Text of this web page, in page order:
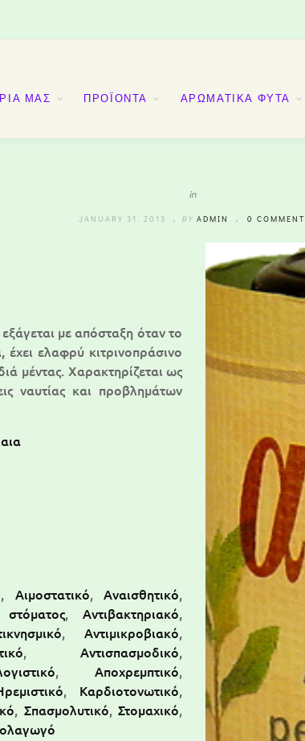
ΜΑΣ ΠΡΟΪΟΝΤΑ ΑΡΩΜΑΤΙΚΑ ΦΥΤΑ
in
JANUARY 31, 2013 BY ADMIN 0 COMMENT
με απόσταξη όταν το
ελαφρύ κιτρινοπράσινο
μέντας. Χαρακτηρίζεται ως
ναυτίας και προβλημάτων
, Αιμοστατικό,Αναισθητικό,
στόματος,Αντιβακτηριακό,
,Αντιμικροβιακό,
,Αντισπασμοδικό,
,Αποχρεμπτικό,
, Καρδιοτονωτικό,
, Σπασμολυτικό,Στομαχικό,